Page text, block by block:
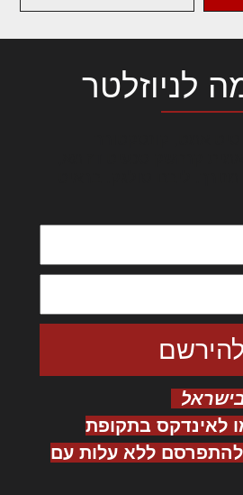
לניוזלטר
לאינדקס בתקופת
ללא עלות עם